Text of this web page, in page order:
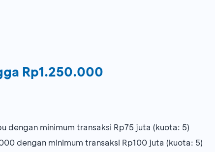
Rp1.250.000
dengan minimum transaksi Rp75 juta (kuota: 5)
dengan minimum transaksi Rp100 juta (kuota: 5)